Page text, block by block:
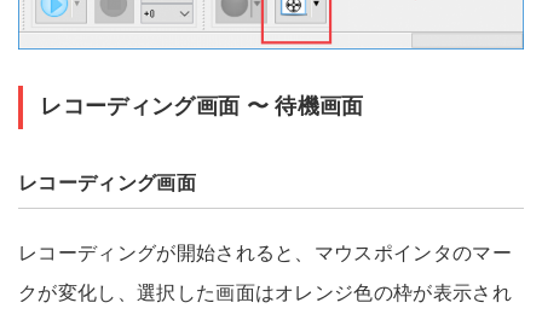
レコーディング画面 〜 待機画面
レコーディング画面
レコーディングが開始されると、マウスポインタのマー
クが変化し、選択した画面はオレンジ色の枠が表示され